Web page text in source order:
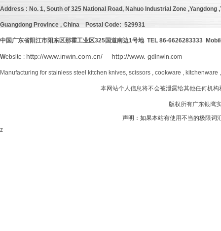
Address : No. 1, South of 325 National Road, Nahuo Industrial Zone ,Yangdong
Guangdong Province , China Postal Code: 529931
中国广东省阳江市阳东区那霍工业区325国道南边1号地 TEL 86-6626283333
Website : http://www.inwin.com.cn/ http://www. gdinwin.com
Manufacturing for stainless steel kitchen knives, scissors , cookware ,
本网站个人信息将不会被泄露给其他任何机
版权所有广东银鹰
声明：如果本站有使用不当的极限词
z